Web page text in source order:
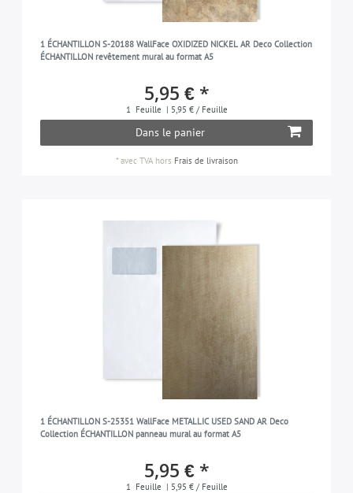
1 ÉCHANTILLON S-20188 WallFace OXIDIZED NICKEL AR Deco Collection
ÉCHANTILLON revêtement mural au format A5
5,95 € *
1 Feuille | 5,95 € / Feuille
Dans le panier
*avec TVAhors Frais de livraison
1 ÉCHANTILLON S-25351 WallFace METALLIC USED SAND AR Deco
Collection ÉCHANTILLON panneau mural au format A5
5,95 € *
1 Feuille | 5,95 € / Feuille